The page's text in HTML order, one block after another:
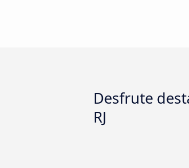
Desfrute
RJ